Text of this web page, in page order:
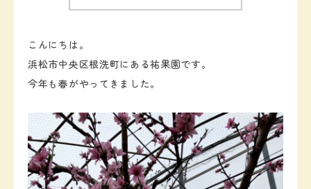
こんにちは。
浜松市中央区根洗町にある祐果園です。
今年も春がやってきました。